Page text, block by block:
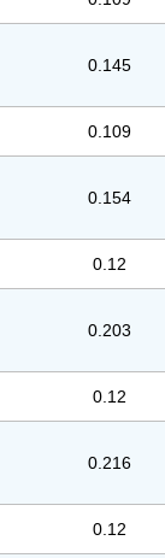
0.145
0.109
0.154
0.12
0.203
0.12
0.216
0.12